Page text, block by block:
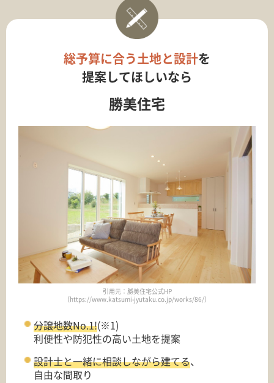
総予算に合う土地と設計を
提案してほしいなら
勝美住宅
引用元：勝美住宅公式HP
（https://www.katsumi-jyutaku.co.jp/works/86/）
分譲地数No.1!(※1)
利便性や防犯性の高い土地を提案
設計士と一緒に相談しながら建てる、
自由な間取り